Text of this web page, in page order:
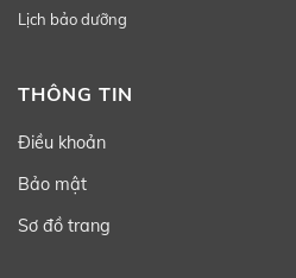
Lịch bảo dưỡng
THÔNG TIN
Điều khoản
Bảo mật
Sơ đồ trang